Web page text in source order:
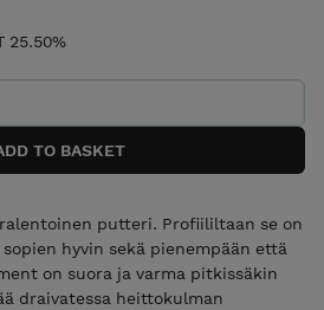
25.50%
putteri. Profiililtaan se on
hyvin sekä pienempään että
on suora ja varma pitkissäkin
draivatessa heittokulman